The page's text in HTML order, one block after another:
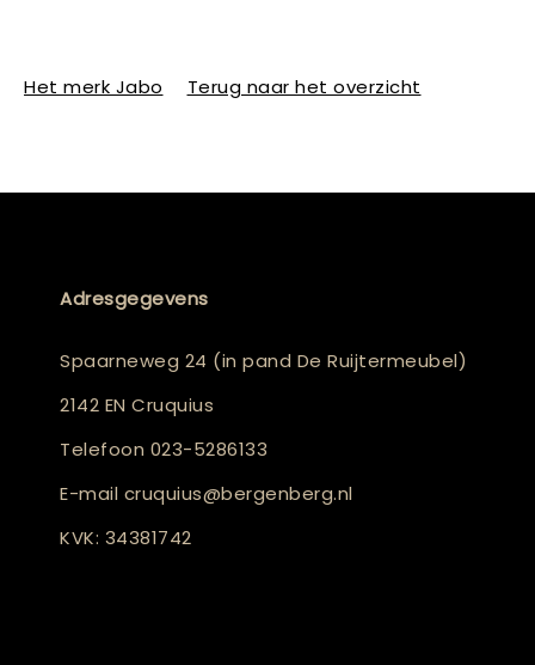
Het merk Jabo Terug naar het overzicht
Adresgegevens
Spaarneweg 24 (in pand De Ruijtermeubel)
2142 EN Cruquius
Telefoon 023-5286133
E-mail cruquius@bergenberg.nl
KVK: 34381742